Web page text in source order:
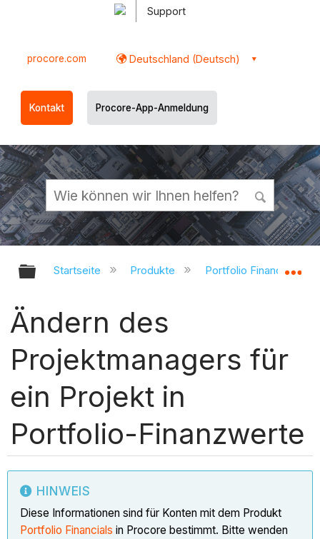
Support
procore.com Deutschland (Deutsch)
Kontakt Procore-App-Anmeldung
Globale Hierarchie auf- und
Startseite Produkte Portfolio Financials
Ändern des
Projektmanagers für
ein Projekt in
Portfolio-Finanzwerte
HINWEIS
Diese Informationen sind für Konten mit dem Produkt
Portfolio Financials in Procore bestimmt. Bitte wenden